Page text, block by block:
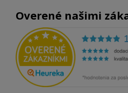
Overené našimi